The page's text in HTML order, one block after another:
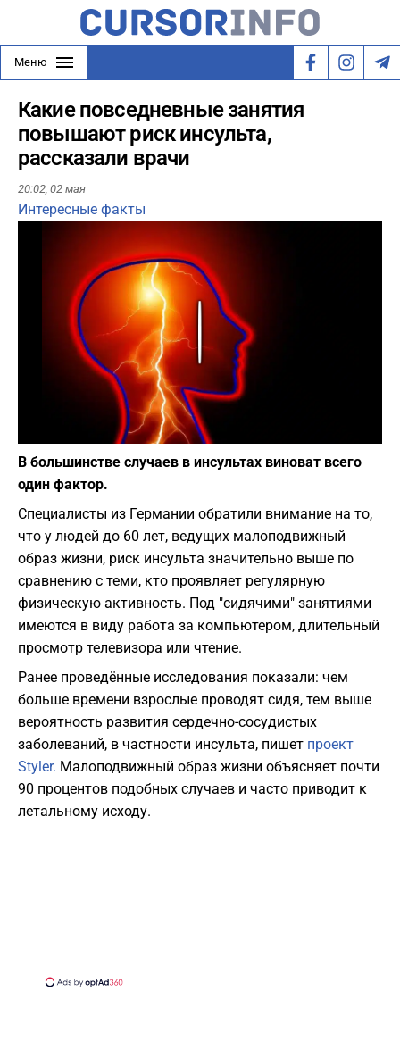
Меню
Какие повседневные занятия
повышают риск инсульта,
рассказали врачи
20:02, 02 мая
Интересные факты
В большинстве случаев в инсультах виноват всего
один фактор.
Специалисты из Германии обратили внимание на то,
что у людей до 60 лет, ведущих малоподвижный
образ жизни, риск инсульта значительно выше по
сравнению с теми, кто проявляет регулярную
физическую активность. Под "сидячими" занятиями
имеются в виду работа за компьютером, длительный
просмотр телевизора или чтение.
Ранее проведённые исследования показали: чем
больше времени взрослые проводят сидя, тем выше
вероятность развития сердечно-сосудистых
заболеваний, в частности инсульта, пишет проект
Styler. Малоподвижный образ жизни объясняет почти
90 процентов подобных случаев и часто приводит к
летальному исходу.